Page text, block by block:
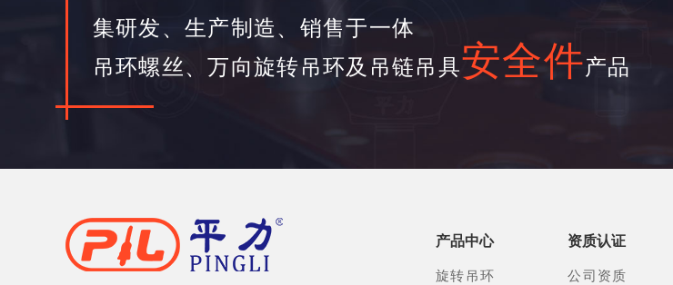
集研发、生产制造、销售于一体
吊环螺丝、万向旋转吊环及吊链吊具安全件产品
产品中心
旋转吊环
资质认证
公司资质